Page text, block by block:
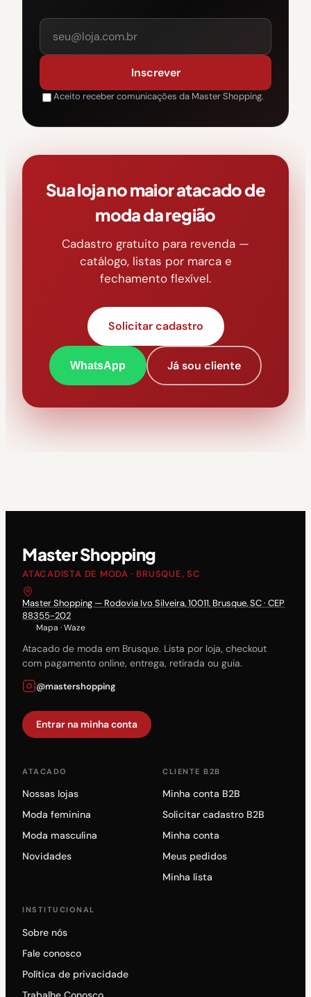
Inscrever
Aceito receber comunicações da Master Shopping.
Sua loja no maior atacado de
moda da região
Cadastro gratuito para revenda —
catálogo, listas por marca e
fechamento flexível.
Solicitar cadastro
WhatsApp Já sou cliente
Master Shopping
ATACADISTA DE MODA · BRUSQUE, SC
Master Shopping — Rodovia Ivo Silveira, 10011, Brusque, SC · CEP
88355-202
Mapa ·Waze
Atacado de moda em Brusque. Lista por loja, checkout
com pagamento online, entrega, retirada ou guia.
@mastershopping
Entrar na minha conta
ATACADO
Nossas lojas
Moda feminina
Moda masculina
Novidades
CLIENTE B2B
Minha conta B2B
Solicitar cadastro B2B
Minha conta
Meus pedidos
Minha lista
INSTITUCIONAL
Sobre nós
Fale conosco
Política de privacidade